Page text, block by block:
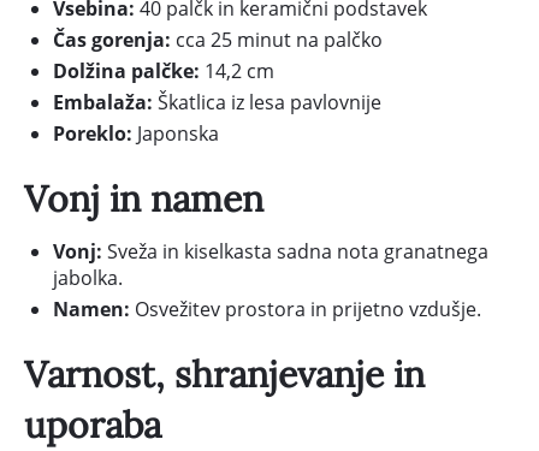
Vsebina: 40 palčk in keramični podstavek
Čas gorenja: cca 25 minut na palčko
Dolžina palčke: 14,2 cm
Embalaža: Škatlica iz lesa pavlovnije
Poreklo: Japonska
Vonj in namen
Vonj: Sveža in kiselkasta sadna nota granatnega
jabolka.
Namen: Osvežitev prostora in prijetno vzdušje.
Varnost, shranjevanje in
uporaba